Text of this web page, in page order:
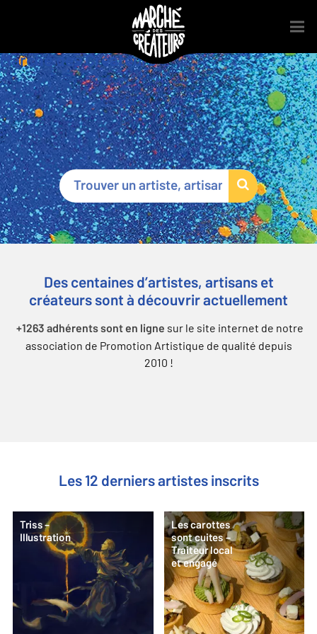
Marché des Créateurs®
Des centaines d’artistes, artisans et
créateurs sont à découvrir actuellement
+1263 adhérents sont en ligne sur le site internet de notre
association de Promotion Artistique de qualité depuis
2010 !
Les 12 derniers artistes inscrits
Triss –
Illustration
Les carottes
sont cuites –
Traiteur local
et engagé